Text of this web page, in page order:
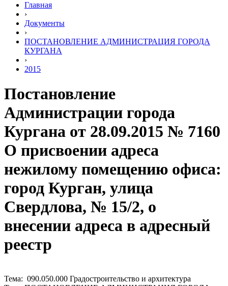
Главная
›
Документы
›
ПОСТАНОВЛЕНИЕ АДМИНИСТРАЦИЯ ГОРОДА
КУРГАНА
›
2015
Постановление
Администрации города
Кургана от 28.09.2015 № 7160
О присвоении адреса
нежилому помещению офиса:
город Курган, улица
Свердлова, № 15/2, о
внесении адреса в адресный
реестр
Тема: 090.050.000 Градостроительство и архитектура